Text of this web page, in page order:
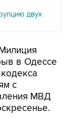
двух
в Одессе
с
МВД